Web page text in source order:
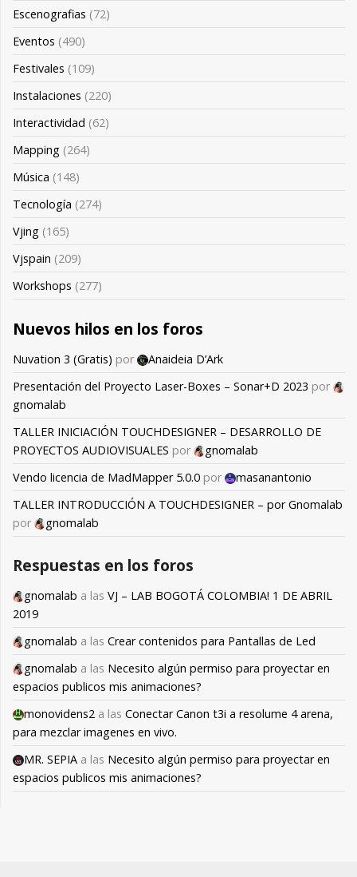
Escenografias (72)
Eventos (490)
Festivales (109)
Instalaciones (220)
Interactividad (62)
Mapping (264)
Música (148)
Tecnología (274)
Vjing (165)
Vjspain (209)
Workshops (277)
Nuevos hilos en los foros
Nuvation 3 (Gratis) por
Anaideia D’Ark
Presentación del Proyecto Laser-Boxes – Sonar+D 2023 por
gnomalab
TALLER INICIACIÓN TOUCHDESIGNER – DESARROLLO DE
PROYECTOS AUDIOVISUALES por
gnomalab
Vendo licencia de MadMapper 5.0.0 por
masanantonio
TALLER INTRODUCCIÓN A TOUCHDESIGNER – por Gnomalab
por
gnomalab
Respuestas en los foros
gnomalab a las VJ – LAB BOGOTÁ COLOMBIA! 1 DE ABRIL
2019
gnomalab a las Crear contenidos para Pantallas de Led
gnomalab a las Necesito algún permiso para proyectar en
espacios publicos mis animaciones?
monovidens2 a las Conectar Canon t3i a resolume 4 arena,
para mezclar imagenes en vivo.
MR. SEPIA a las Necesito algún permiso para proyectar en
espacios publicos mis animaciones?